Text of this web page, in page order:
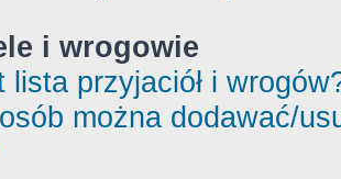
i wrogowie
lista przyjaciół i
można dodawać/